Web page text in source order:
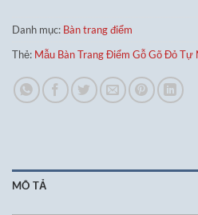
Danh mục: Bàn trang điểm
Thẻ: Mẫu Bàn Trang Điểm Gỗ Gõ Đỏ Tự
MÔ TẢ